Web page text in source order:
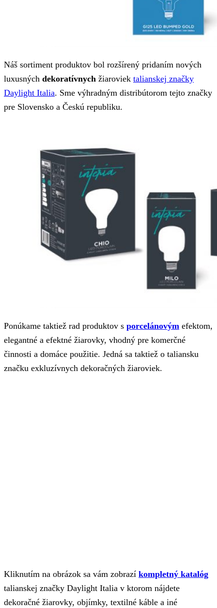
Náš sortiment produktov bol rozšírený pridaním nových
luxusných dekoratívnych žiaroviek talianskej značky
Daylight Italia. Sme výhradným distribútorom tejto značky
pre Slovensko a Českú republiku.
Ponúkame taktiež rad produktov s porcelánovým efektom,
elegantné a efektné žiarovky, vhodný pre komerčné
činnosti a domáce použitie. Jedná sa taktiež o taliansku
značku exkluzívnych dekoračných žiaroviek.
Kliknutím na obrázok sa vám zobrazí kompletný katalóg
talianskej značky Daylight Italia v ktorom nájdete
dekoračné žiarovky, objímky, textilné káble a iné